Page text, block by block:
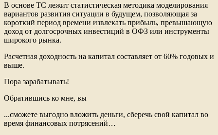
В основе ТС лежит статистическая методика моделирования
вариантов развития ситуации в будущем, позволяющая за
короткий период времени извлекать прибыль, превышающую
доход от долгосрочных инвестиций в ОФЗ или инструменты
широкого рынка.
Расчетная доходность на капитал составляет от 60% годовых и
выше.
Пора зарабатывать!
Обратившись ко мне, вы
...сможете выгодно вложить деньги, сберечь свой капитал во
время финансовых потрясений…